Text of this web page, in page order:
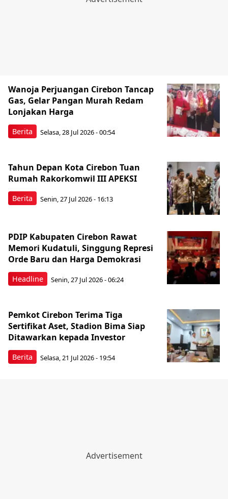
Berita
Wanoja Perjuangan Cirebon Tancap
Gas, Gelar Pangan Murah Redam
Lonjakan Harga
Selasa, 28 Jul 2026 - 00:54
Berita
Tahun Depan Kota Cirebon Tuan
Rumah Rakorkomwil III APEKSI
Senin, 27 Jul 2026 - 16:13
Headline
PDIP Kabupaten Cirebon Rawat
Memori Kudatuli, Singgung Represi
Orde Baru dan Harga Demokrasi
Senin, 27 Jul 2026 - 06:24
Berita
Pemkot Cirebon Terima Tiga
Sertifikat Aset, Stadion Bima Siap
Ditawarkan kepada Investor
Selasa, 21 Jul 2026 - 19:54